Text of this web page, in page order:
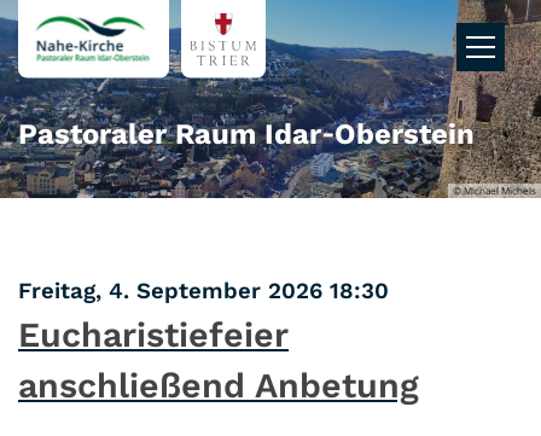
Zum Inhalt springen
© Michael Michels
Pastoraler Raum Idar‑Oberstein
Freitag, 4. September 2026 18:30
Eucharistiefeier
anschließend Anbetung